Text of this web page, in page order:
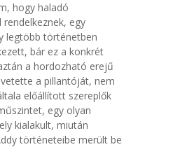
hogy haladó
rendelkeznek, egy
legtöbb történetben
bár ez a konkrét
a hordozható erejű
a pillantóját, nem
előállított szereplők
egy olyan
kialakult, miután
történeteibe merült be